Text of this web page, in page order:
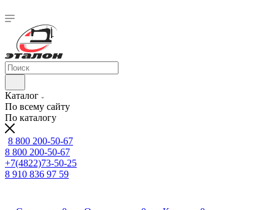
Каталог
По всему сайту
По каталогу
8 800 200-50-67
8 800 200-50-67
+7(4822)73-50-25
8 910 836 97 59